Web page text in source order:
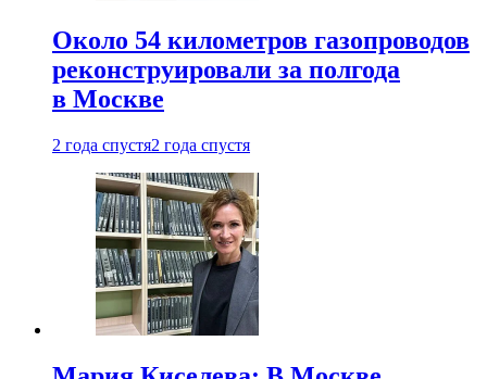
Около 54 километров газопроводов
реконструировали за полгода
в Москве
2 года спустя2 года спустя